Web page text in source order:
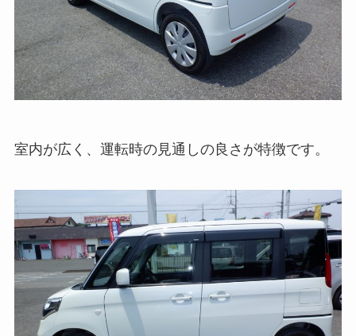
室内が広く、運転時の見通しの良さが特徴です。